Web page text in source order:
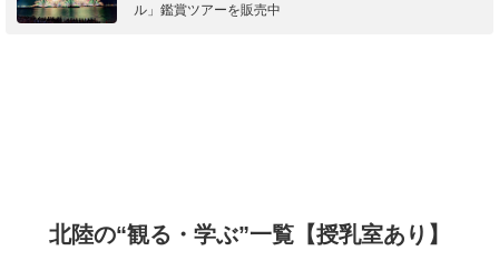
ル」鑑賞ツアーを販売中
北陸の“観る・学ぶ”一覧【授乳室あり】